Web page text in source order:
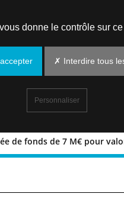
de fonds de 7 M€ pour
nouvelle levée
donne le contrôle sur
✗ Interdire tous
Personnaliser